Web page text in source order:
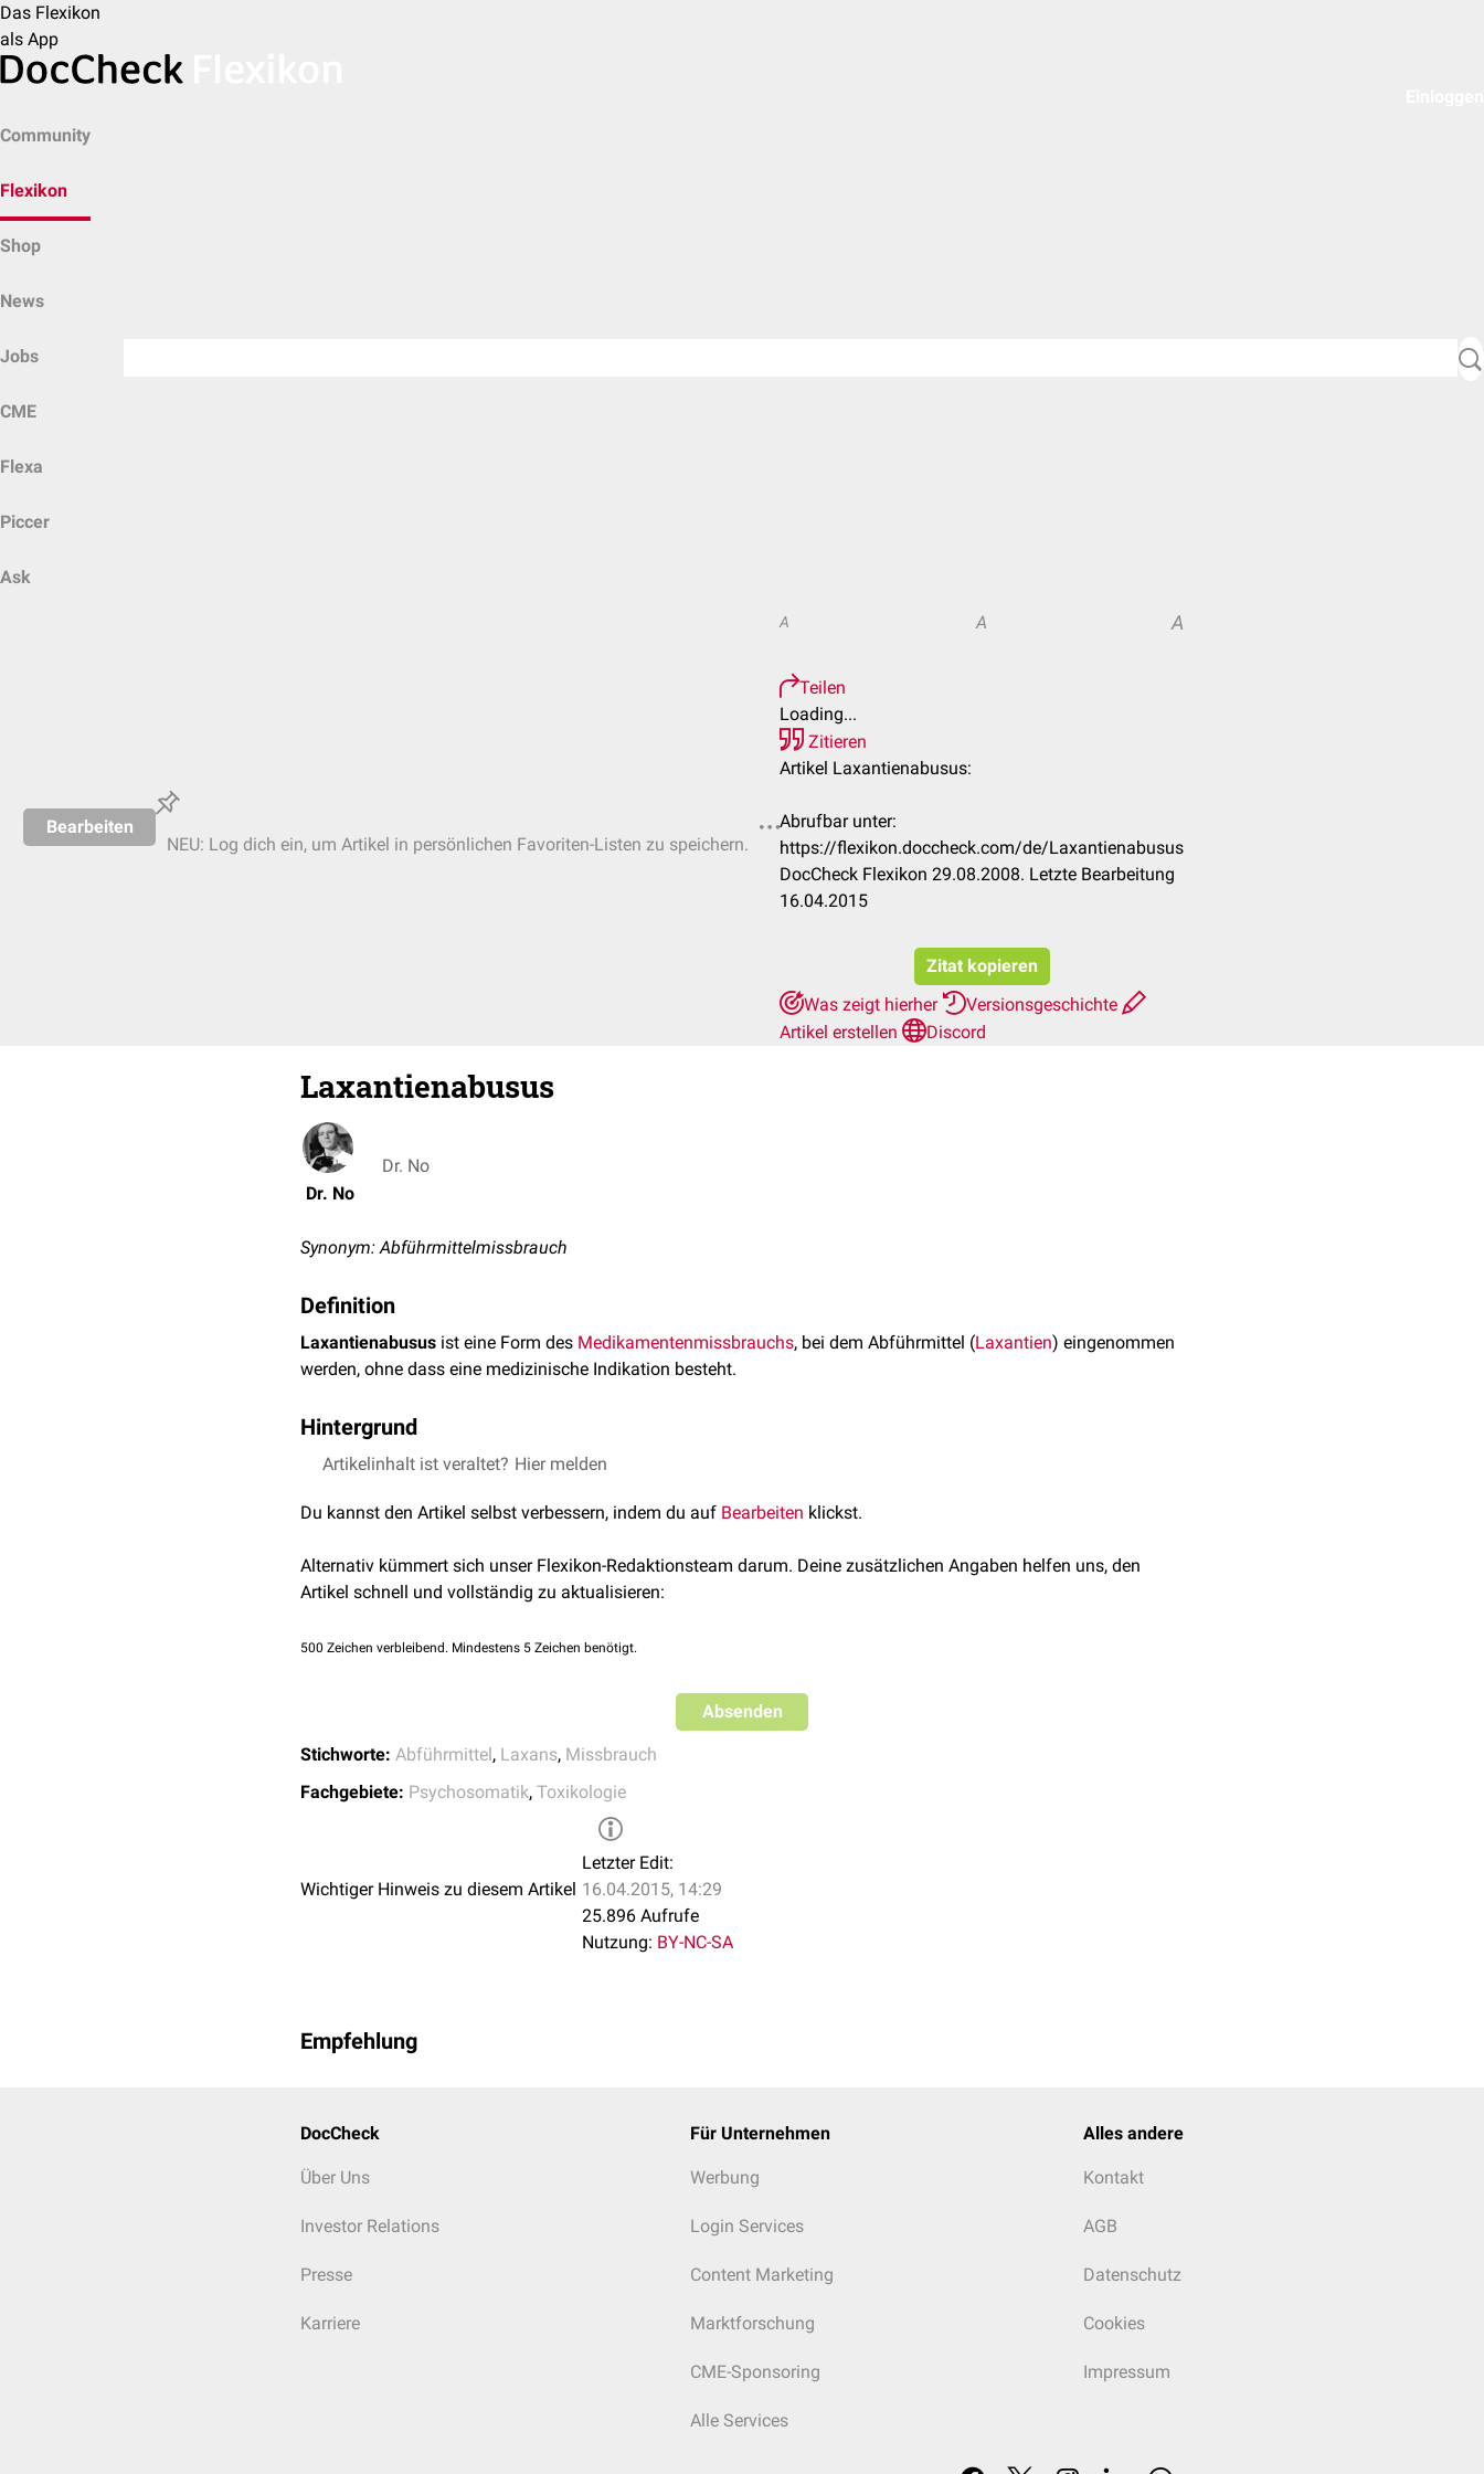
Das Flexikon
als App
Community
Flexikon
Shop
News
Jobs
CME
Flexa
Piccer
Ask
Bearbeiten
NEU: Log dich ein, um Artikel in persönlichen Favoriten-Listen zu speichern.
A A A
Teilen
Loading...
Zitieren
Artikel Laxantienabusus:
Abrufbar unter:
https://flexikon.doccheck.com/de/Laxantienabusus
DocCheck Flexikon 29.08.2008. Letzte Bearbeitung
16.04.2015
Zitat kopieren
Was zeigt hierher
Versionsgeschichte
Artikel erstellen
Discord
Laxantienabusus
Dr. No
Dr. No
Synonym: Abführmittelmissbrauch
Definition
Laxantienabusus ist eine Form des Medikamentenmissbrauchs, bei dem Abführmittel (Laxantien) eingenommen
werden, ohne dass eine medizinische Indikation besteht.
Hintergrund
Der Laxantienabusus dient nicht der Behebung einer
Rahmen vonEssstörungen(z.B.Bulimia nervosa).
Artikelinhalt ist veraltet? Hier melden
Du kannst den Artikel selbst verbessern, indem du auf Bearbeiten klickst.
Alternativ kümmert sich unser Flexikon-Redaktionsteam darum. Deine zusätzlichen Angaben helfen uns, den
Artikel schnell und vollständig zu aktualisieren:
500 Zeichen verbleibend. Mindestens 5 Zeichen benötigt.
Absenden
Stichworte: Abführmittel, Laxans, Missbrauch
Fachgebiete: Psychosomatik, Toxikologie
Wichtiger Hinweis zu diesem Artikel
Letzter Edit:
16.04.2015, 14:29
25.896 Aufrufe
Nutzung: BY-NC-SA
Empfehlung
DocCheck
Über Uns
Investor Relations
Presse
Karriere
Für Unternehmen
Werbung
Login Services
Content Marketing
Marktforschung
CME-Sponsoring
Alle Services
Alles andere
Kontakt
AGB
Datenschutz
Cookies
Impressum